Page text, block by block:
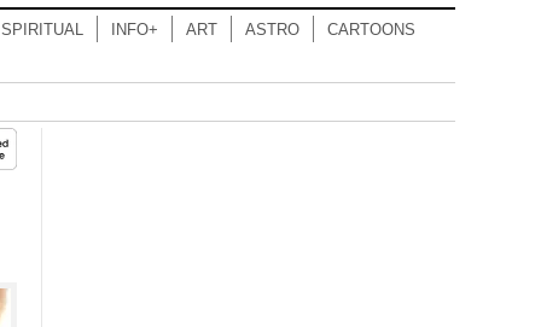
SPIRITUAL INFO+ ART ASTRO CARTOONS